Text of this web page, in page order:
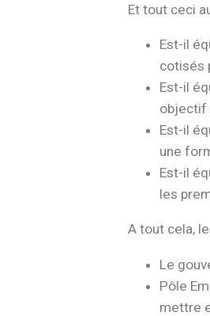
Et tout ceci
Est-il
cotisés
Est-il
objectif
Est-il
une
Est-il
les
A tout cela,
Le
Pôle
mettre